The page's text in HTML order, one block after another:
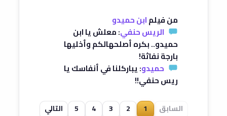
من فيلمابن حميدو
الريس حنفي: معلش يا ابن
حميدو.. بكره أصلحهالكم وأخليها
بارجة نفاثة!
حميدو: يباركلنا في أنفاسك يا
ريس حنفي!!
السابق 1
2
3
4
5 التالي